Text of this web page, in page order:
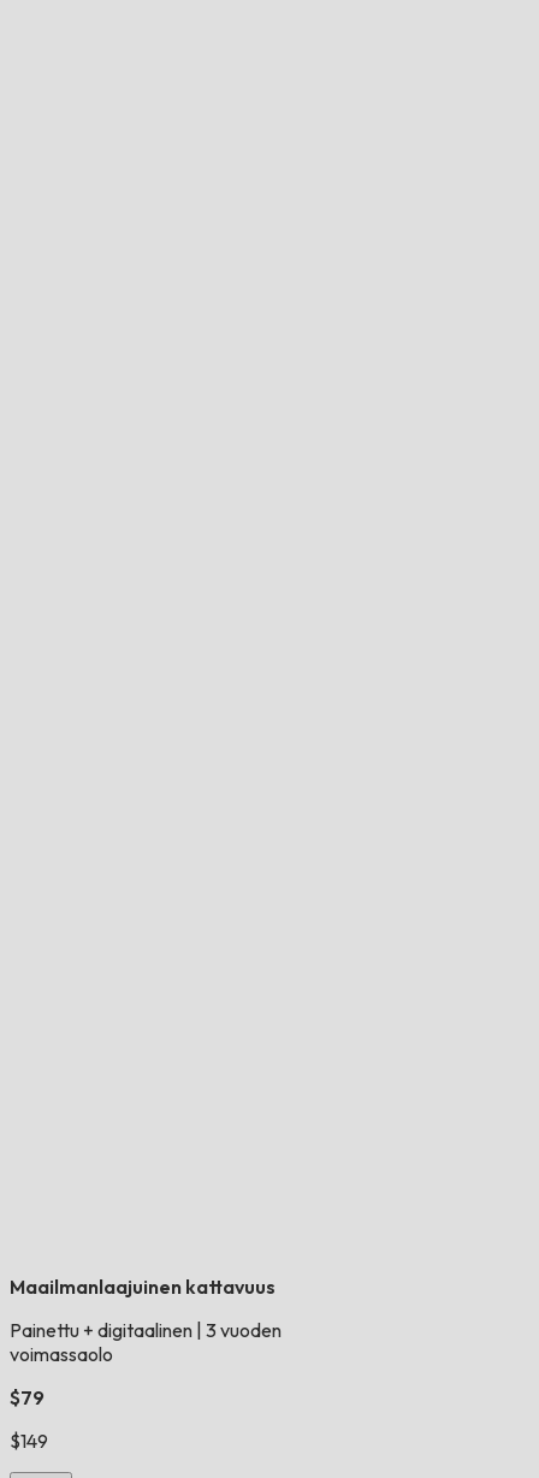
Maailmanlaajuinen kattavuus
Painettu + digitaalinen 3 vuoden
voimassaolo
$79
$149